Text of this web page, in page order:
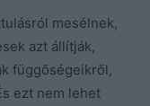
mesélnek,
azt állítják,
függőségeikről,
ezt nem lehet